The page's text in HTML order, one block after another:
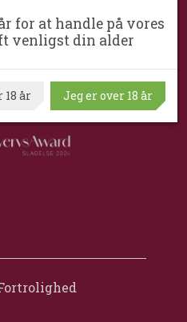
for at handle på vores
venligst din alder
18 år Jeg er over 18 år